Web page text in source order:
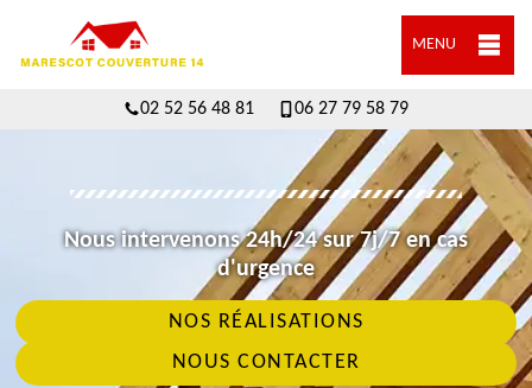
MENU
02 52 56 48 81 06 27 79 58 79
Nous intervenons 24h/24 sur 7j/7 en cas
d'urgence
NOS RÉALISATIONS
NOUS CONTACTER